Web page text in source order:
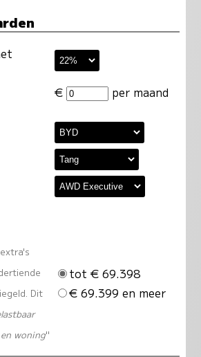
€ per maand
Dit
woning"
tot € 69.398
€ 69.399 en meer